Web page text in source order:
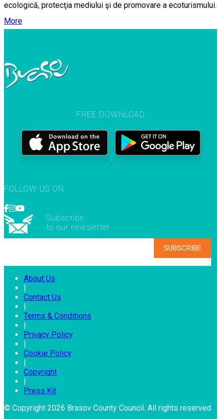
ecologică, protecţia mediului şi de promovare a ecoturismului.
More
FREE DOWNLOAD
FOLLOW US ON
Subscribe
to our newsletter
About Us
|
Contact Us
|
Terms & Conditions
|
Privacy Policy
|
Cookie Policy
|
Copyright
|
Press Kit
© Copyright 2026 Brasov County Council. All rights reserved